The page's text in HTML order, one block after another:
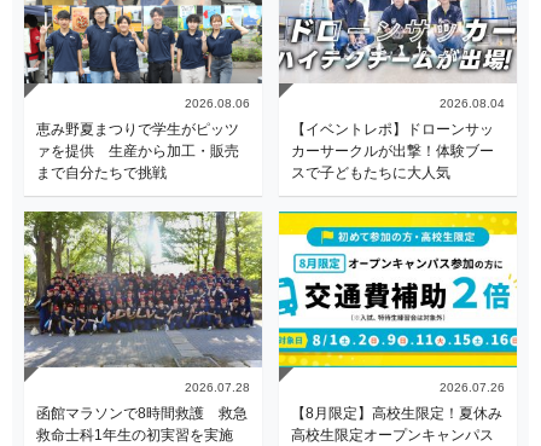
2026.08.06
恵み野夏まつりで学生がピッツ
ァを提供 生産から加工・販売
まで自分たちで挑戦
2026.08.04
【イベントレポ】ドローンサッ
カーサークルが出撃！体験ブー
スで子どもたちに大人気
2026.07.28
函館マラソンで8時間救護 救急
救命士科1年生の初実習を実施
2026.07.26
【8月限定】高校生限定！夏休み
高校生限定オープンキャンパス